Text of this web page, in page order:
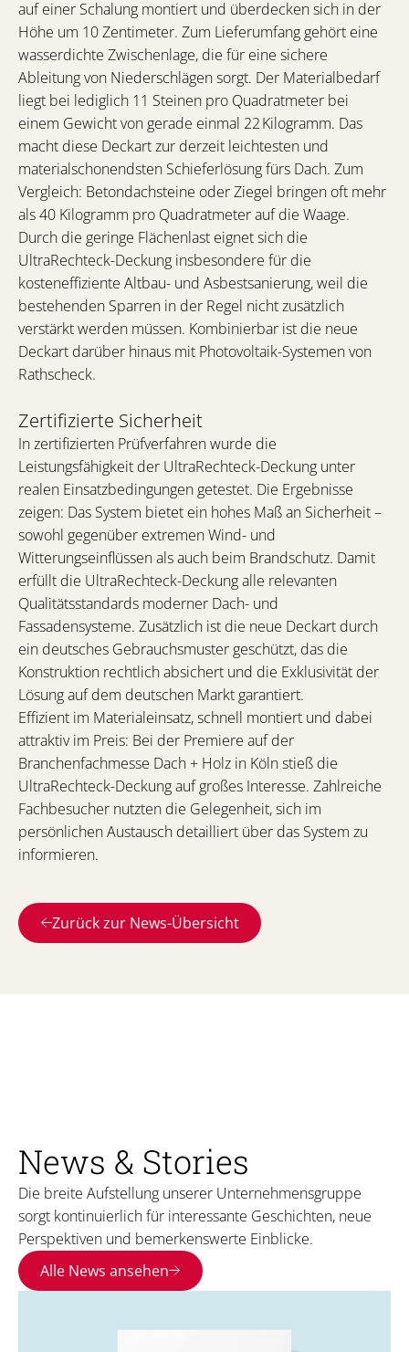
auf einer Schalung montiert und überdecken sich in der
Höhe um 10 Zentimeter. Zum Lieferumfang gehört eine
wasserdichte Zwischenlage, die für eine sichere
Ableitung von Niederschlägen sorgt. Der Materialbedarf
liegt bei lediglich 11 Steinen pro Quadratmeter bei
einem Gewicht von gerade einmal 22 Kilogramm. Das
macht diese Deckart zur derzeit leichtesten und
materialschonendsten Schieferlösung fürs Dach. Zum
Vergleich: Betondachsteine oder Ziegel bringen oft mehr
als 40 Kilogramm pro Quadratmeter auf die Waage.
Durch die geringe Flächenlast eignet sich die
UltraRechteck-Deckung insbesondere für die
kosteneffiziente Altbau- und Asbestsanierung, weil die
bestehenden Sparren in der Regel nicht zusätzlich
verstärkt werden müssen. Kombinierbar ist die neue
Deckart darüber hinaus mit Photovoltaik-Systemen von
Rathscheck.
Zertifizierte Sicherheit
In zertifizierten Prüfverfahren wurde die
Leistungsfähigkeit der UltraRechteck-Deckung unter
realen Einsatzbedingungen getestet. Die Ergebnisse
zeigen: Das System bietet ein hohes Maß an Sicherheit –
sowohl gegenüber extremen Wind- und
Witterungseinflüssen als auch beim Brandschutz. Damit
erfüllt die UltraRechteck-Deckung alle relevanten
Qualitätsstandards moderner Dach- und
Fassadensysteme. Zusätzlich ist die neue Deckart durch
ein deutsches Gebrauchsmuster geschützt, das die
Konstruktion rechtlich absichert und die Exklusivität der
Lösung auf dem deutschen Markt garantiert.
Effizient im Materialeinsatz, schnell montiert und dabei
attraktiv im Preis: Bei der Premiere auf der
Branchenfachmesse Dach + Holz in Köln stieß die
UltraRechteck-Deckung auf großes Interesse. Zahlreiche
Fachbesucher nutzten die Gelegenheit, sich im
persönlichen Austausch detailliert über das System zu
informieren.
Zurück zur News-Übersicht
News & Stories
Die breite Aufstellung unserer Unternehmensgruppe
sorgt kontinuierlich für interessante Geschichten, neue
Perspektiven und bemerkenswerte Einblicke.
Alle News ansehen